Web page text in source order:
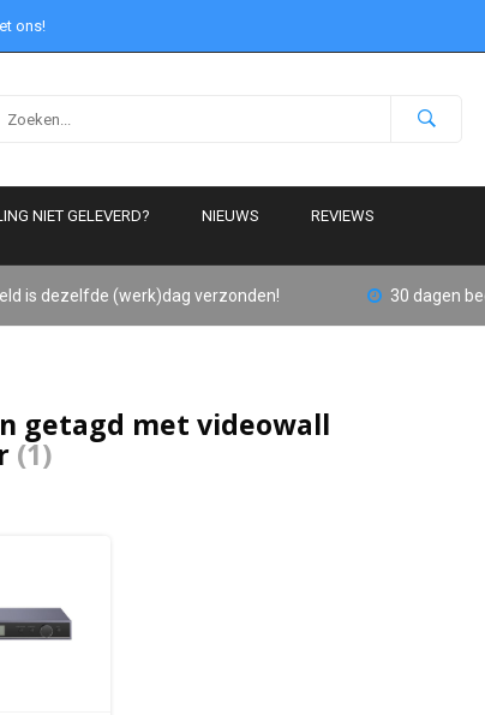
ons!
NIET GELEVERD? NIEUWS REVIEWS
is dezelfde (werk)dag verzonden! 30 dagen
getagd met videowall
(1)